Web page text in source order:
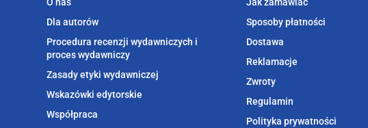
O nas
Dla autorów
Procedura recenzji wydawniczych i
proces wydawniczy
Zasady etyki wydawniczej
Wskazówki edytorskie
Współpraca
Jak zamawiać
Sposoby płatności
Dostawa
Reklamacje
Zwroty
Regulamin
Polityka prywatności